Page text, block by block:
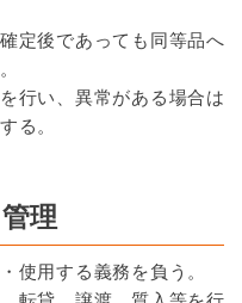
定後であっても同等品へ
行い、異常がある場合は
る。
理
使用する義務を負う。